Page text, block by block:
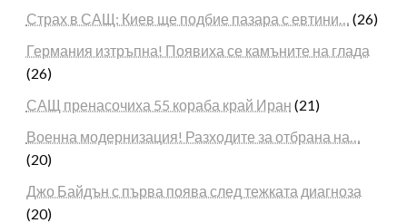
Страх в САЩ: Киев ще подбие пазара с евтини…
(26)
Германия изтръпна! Появиха се камъните на глада
(26)
САЩ пренасочиха 55 кораба край Иран (21)
Военна модернизация! Разходите за отбрана на…
(20)
Джо Байдън с първа поява след тежката диагноза
(20)